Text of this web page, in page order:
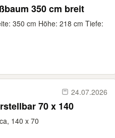
350 cm breit
350 cm Höhe: 218 cm Tiefe:
24.07.2026
70 x 140
140 x 70